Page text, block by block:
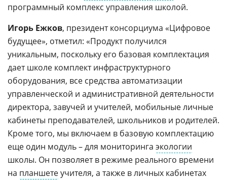
программный комплекс управления школой.
Игорь Ежков, президент консорциума «Цифровое
будущее», отметил: «Продукт получился
уникальным, поскольку его базовая комплектация
дает школе комплект инфраструктурного
оборудования, все средства автоматизации
управленческой и административной деятельности
директора, завучей и учителей, мобильные личные
кабинеты преподавателей, школьников и родителей.
Кроме того, мы включаем в базовую комплектацию
еще один модуль – для мониторинга экологии
школы. Он позволяет в режиме реального времени
на планшетеучителя, а также в личных кабинетах